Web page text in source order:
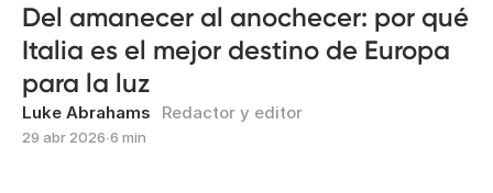
Del amanecer al anochecer: por qué
Italia es el mejor destino de Europa
para la luz
Luke Abrahams Redactor y editor
29 abr 2026∙6 min